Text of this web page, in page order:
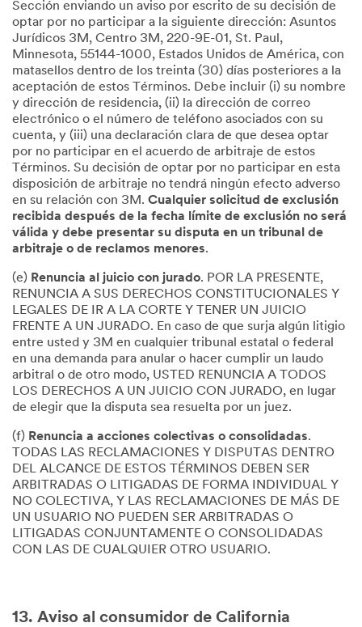
Sección enviando un aviso por escrito de su decisión de
optar por no participar a la siguiente dirección: Asuntos
Jurídicos 3M, Centro 3M, 220-9E-01, St. Paul,
Minnesota, 55144-1000, Estados Unidos de América, con
matasellos dentro de los treinta (30) días posteriores a la
aceptación de estos Términos. Debe incluir (i) su nombre
y dirección de residencia, (ii) la dirección de correo
electrónico o el número de teléfono asociados con su
cuenta, y (iii) una declaración clara de que desea optar
por no participar en el acuerdo de arbitraje de estos
Términos. Su decisión de optar por no participar en esta
disposición de arbitraje no tendrá ningún efecto adverso
en su relación con 3M. Cualquier solicitud de exclusión
recibida después de la fecha límite de exclusión no será
válida y debe presentar su disputa en un tribunal de
arbitraje o de reclamos menores.
(e) Renuncia al juicio con jurado. POR LA PRESENTE,
RENUNCIA A SUS DERECHOS CONSTITUCIONALES Y
LEGALES DE IR A LA CORTE Y TENER UN JUICIO
FRENTE A UN JURADO. En caso de que surja algún litigio
entre usted y 3M en cualquier tribunal estatal o federal
en una demanda para anular o hacer cumplir un laudo
arbitral o de otro modo, USTED RENUNCIA A TODOS
LOS DERECHOS A UN JUICIO CON JURADO, en lugar
de elegir que la disputa sea resuelta por un juez.
(f) Renuncia a acciones colectivas o consolidadas.
TODAS LAS RECLAMACIONES Y DISPUTAS DENTRO
DEL ALCANCE DE ESTOS TÉRMINOS DEBEN SER
ARBITRADAS O LITIGADAS DE FORMA INDIVIDUAL Y
NO COLECTIVA, Y LAS RECLAMACIONES DE MÁS DE
UN USUARIO NO PUEDEN SER ARBITRADAS O
LITIGADAS CONJUNTAMENTE O CONSOLIDADAS
CON LAS DE CUALQUIER OTRO USUARIO.
13. Aviso al consumidor de California